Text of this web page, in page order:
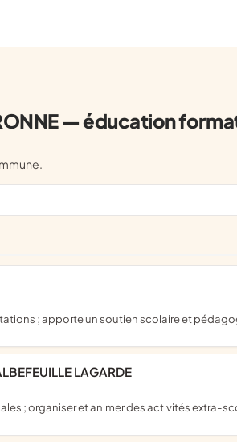
— éducation
; apporte un soutien scolaire et
LAGARDE
; organiser et animer des activités extra-